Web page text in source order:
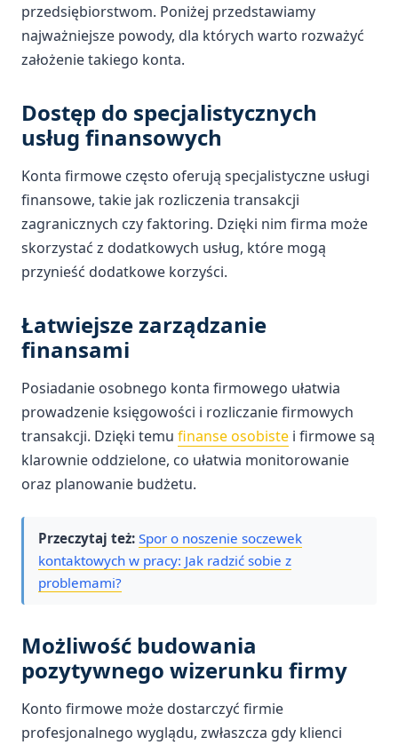
przedsiębiorstwom. Poniżej przedstawiamy
najważniejsze powody, dla których warto rozważyć
założenie takiego konta.
Dostęp do specjalistycznych
usług finansowych
Konta firmowe często oferują specjalistyczne usługi
finansowe, takie jak rozliczenia transakcji
zagranicznych czy faktoring. Dzięki nim firma może
skorzystać z dodatkowych usług, które mogą
przynieść dodatkowe korzyści.
Łatwiejsze zarządzanie
finansami
Posiadanie osobnego konta firmowego ułatwia
prowadzenie księgowości i rozliczanie firmowych
transakcji. Dzięki temu finanse osobiste i firmowe są
klarownie oddzielone, co ułatwia monitorowanie
oraz planowanie budżetu.
Przeczytaj też: Spor o noszenie soczewek
kontaktowych w pracy: Jak radzić sobie z
problemami?
Możliwość budowania
pozytywnego wizerunku firmy
Konto firmowe może dostarczyć firmie
profesjonalnego wyglądu, zwłaszcza gdy klienci